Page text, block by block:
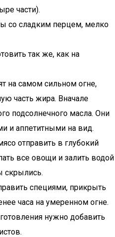
части).
со сладким перцем, мелко
так же, как на
на самом сильном огне,
часть жира. Вначале
подсолнечного масла. Они
и аппетитными на вид.
отправить в глубокий
все овощи и залить водой
скрылись.
специями, прикрыть
часа на умеренном огне.
нужно добавить